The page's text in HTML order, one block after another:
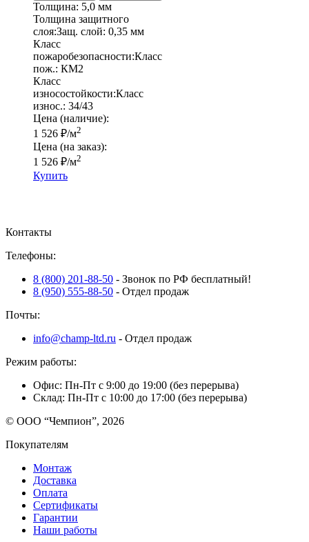
Толщина: 5,0 мм
Толщина защитного
слоя:Защ. слой: 0,35 мм
Класс
пожаробезопасности:Класс
пож.: КМ2
Класс
износостойкости:Класс
износ.: 34/43
Цена (наличие):
1 526 ₽/м2
Цена (на заказ):
1 526 ₽/м2
Купить
Контакты
Телефоны:
8 (800) 201-88-50 - Звонок по РФ бесплатный!
8 (950) 555-88-50 - Отдел продаж
Почты:
info@champ-ltd.ru - Отдел продаж
Режим работы:
Офис: Пн-Пт с 9:00 до 19:00 (без перерыва)
Склад: Пн-Пт с 10:00 до 17:00 (без перерыва)
© ООО “Чемпион”, 2026
Покупателям
Монтаж
Доставка
Оплата
Сертификаты
Гарантии
Наши работы